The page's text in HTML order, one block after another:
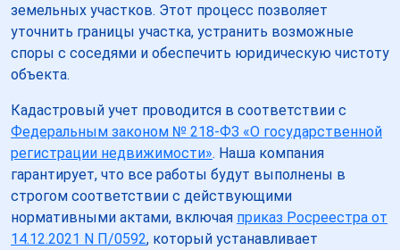
земельных участков. Этот процесс позволяет
уточнить границы участка, устранить возможные
споры с соседями и обеспечить юридическую чистоту
объекта.
Кадастровый учет проводится в соответствии с
Федеральным законом № 218-ФЗ «О государственной
регистрации недвижимости». Наша компания
гарантирует, что все работы будут выполнены в
строгом соответствии с действующими
нормативными актами, включая приказ Росреестра от
14.12.2021 N П/0592, который устанавливает